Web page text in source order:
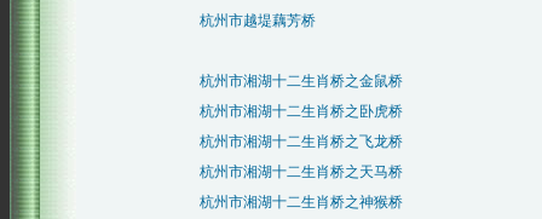
杭州市越堤藕芳桥
杭州市湘湖十二生肖桥之金鼠桥
杭州市湘湖十二生肖桥之卧虎桥
杭州市湘湖十二生肖桥之飞龙桥
杭州市湘湖十二生肖桥之天马桥
杭州市湘湖十二生肖桥之神猴桥